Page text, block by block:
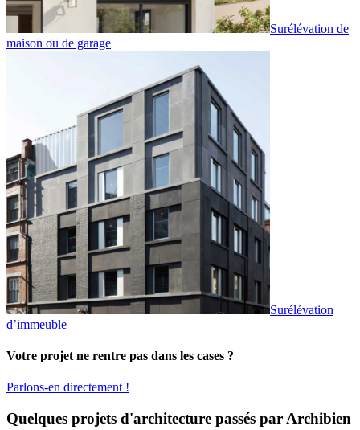
Surélévation de
maison ou de garage
Surélévation
d’immeuble
Votre projet ne rentre pas dans les cases ?
Parlons-en directement !
Quelques projets d'architecture passés par Archibien